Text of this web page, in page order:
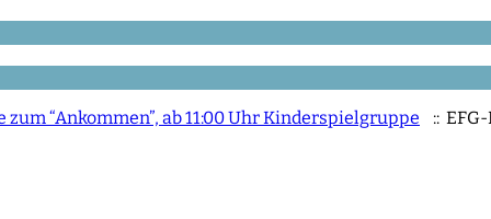
“Ankommen”, ab 11:00 Uhr Kinderspielgruppe ::